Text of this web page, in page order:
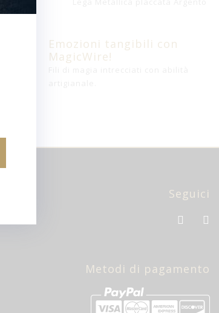
Emozioni tangibili con
MagicWire!
Seguici
Metodi di pagamento